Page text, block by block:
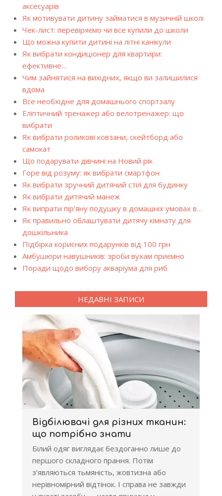
аксесуарів
Як мотивувати дитину займатися в музичній школі
Чек-лист: перевіряємо чи все купили до школи
Що можна купити дитині на літні канікули
Як вибрати кондиціонер для квартири:
ефективне…
Чим зайнятися на вихідних, якщо ви залишилися
вдома
Все необхідне для домашнього спортзалу
Еліптичний тренажер або велотренажер: що
вибрати
Як вибрати роликові ковзани, скейтборд або
самокат
Що подарувати дівчині на Новий рік
Горе від розуму: як вибрати смартфон
Як вибрати зручний дитячий стіл для будинку
Як вибрати дитячий манеж
Як випрати пір'яну подушку в домашніх умовах в…
Як правильно облаштувати дитячу кімнату для
дошкільника
Підбірка корисних подарунків від 100 грн
Амбушюри навушників: зроби вухам приємно
Поради щодо вибору акваріума для риб
НЕДАВНІ ЗАПИСИ
Відбілювачі для різних тканин:
що потрібно знати
Білий одяг виглядає бездоганно лише до
першого складного прання. Потім
з’являються тьмяність, жовтизна або
нерівномірний відтінок. І справа не завжди